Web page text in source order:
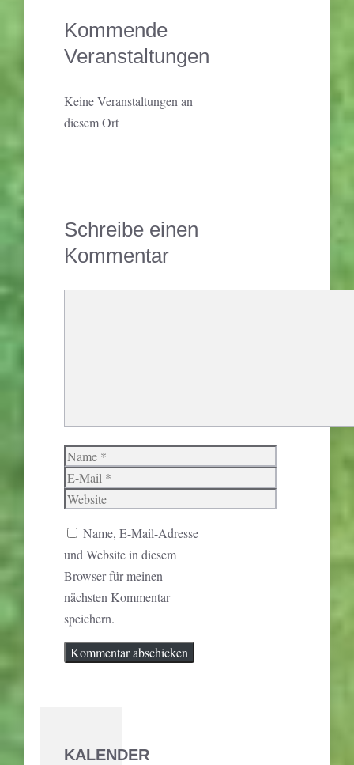
Kommende
Veranstaltungen
Keine Veranstaltungen an
diesem Ort
Schreibe einen
Kommentar
Name
E-
Mail
Website
Name, E-Mail-Adresse
und Website in diesem
Browser für meinen
nächsten Kommentar
speichern.
KALENDER